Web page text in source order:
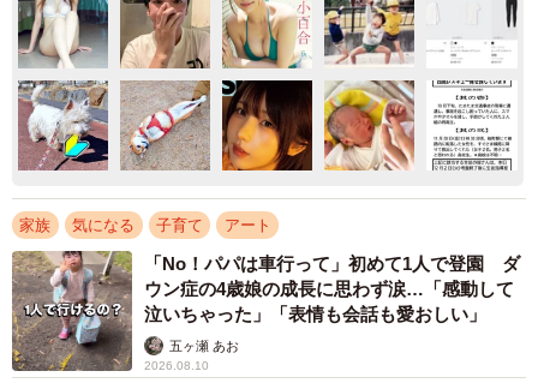
家族 気になる 子育て アート
「No！パパは車行って」初めて1人で登園 ダ
ウン症の4歳娘の成長に思わず涙…「感動して
泣いちゃった」「表情も会話も愛おしい」
五ヶ瀬 あお
2026.08.10